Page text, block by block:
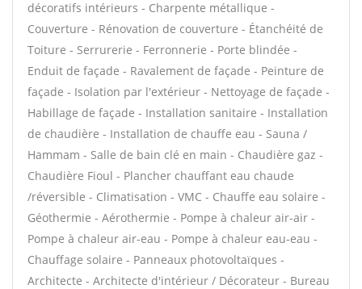
décoratifs intérieurs - Charpente métallique -
Couverture - Rénovation de couverture - Étanchéité de
Toiture - Serrurerie - Ferronnerie - Porte blindée -
Enduit de façade - Ravalement de façade - Peinture de
façade - Isolation par l'extérieur - Nettoyage de façade -
Habillage de façade - Installation sanitaire - Installation
de chaudière - Installation de chauffe eau - Sauna /
Hammam - Salle de bain clé en main - Chaudière gaz -
Chaudière Fioul - Plancher chauffant eau chaude
/réversible - Climatisation - VMC - Chauffe eau solaire -
Géothermie - Aérothermie - Pompe à chaleur air-air -
Pompe à chaleur air-eau - Pompe à chaleur eau-eau -
Chauffage solaire - Panneaux photovoltaïques -
Architecte - Architecte d'intérieur / Décorateur - Bureau